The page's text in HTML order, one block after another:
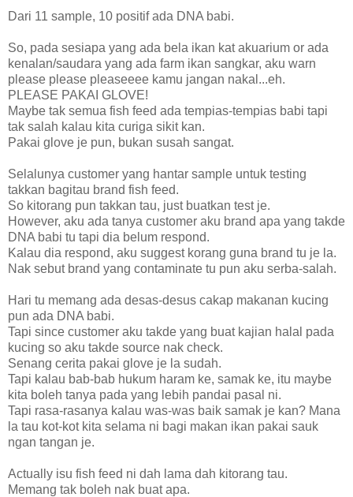
Dari 11 sample, 10 positif ada DNA babi.
So, pada sesiapa yang ada bela ikan kat akuarium or ada
kenalan/saudara yang ada farm ikan sangkar, aku warn
please please pleaseeee kamu jangan nakal...eh.
PLEASE PAKAI GLOVE!
Maybe tak semua fish feed ada tempias-tempias babi tapi
tak salah kalau kita curiga sikit kan.
Pakai glove je pun, bukan susah sangat.
Selalunya customer yang hantar sample untuk testing
takkan bagitau brand fish feed.
So kitorang pun takkan tau, just buatkan test je.
However, aku ada tanya customer aku brand apa yang takde
DNA babi tu tapi dia belum respond.
Kalau dia respond, aku suggest korang guna brand tu je la.
Nak sebut brand yang contaminate tu pun aku serba-salah.
Hari tu memang ada desas-desus cakap makanan kucing
pun ada DNA babi.
Tapi since customer aku takde yang buat kajian halal pada
kucing so aku takde source nak check.
Senang cerita pakai glove je la sudah.
Tapi kalau bab-bab hukum haram ke, samak ke, itu maybe
kita boleh tanya pada yang lebih pandai pasal ni.
Tapi rasa-rasanya kalau was-was baik samak je kan? Mana
la tau kot-kot kita selama ni bagi makan ikan pakai sauk
ngan tangan je.
Actually isu fish feed ni dah lama dah kitorang tau.
Memang tak boleh nak buat apa.